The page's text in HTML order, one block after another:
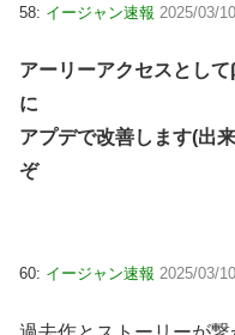
58: イージャン速報 2025/03/
アーリーアクセスとし
に
アプデで改善します(出
ぞ
60: イージャン速報 2025/03/